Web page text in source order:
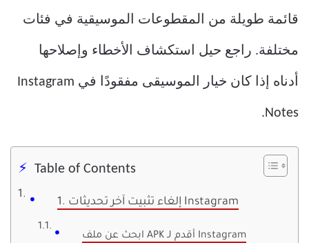
قائمة طويلة من المقطوعات الموسيقية في فئات
مختلفة. راجع حيل استكشاف الأخطاء وإصلاحها
أدناه إذا كان خيار الموسيقى مفقودًا في Instagram
Notes.
Table of Contents
1. إلغاء تثبيت آخر تحديثات Instagram
ابحث عن ملف APK أقدم لـ Instagram